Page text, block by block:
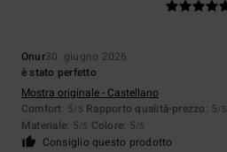
Onur30. giugno 2026
è stato perfetto
Mostra originale - Castellano
Comfort: 5/5 Rapporto qualità-prezzo: 5/5
Materiale: 5/5 Colore: 5/5
Consiglio questo prodotto